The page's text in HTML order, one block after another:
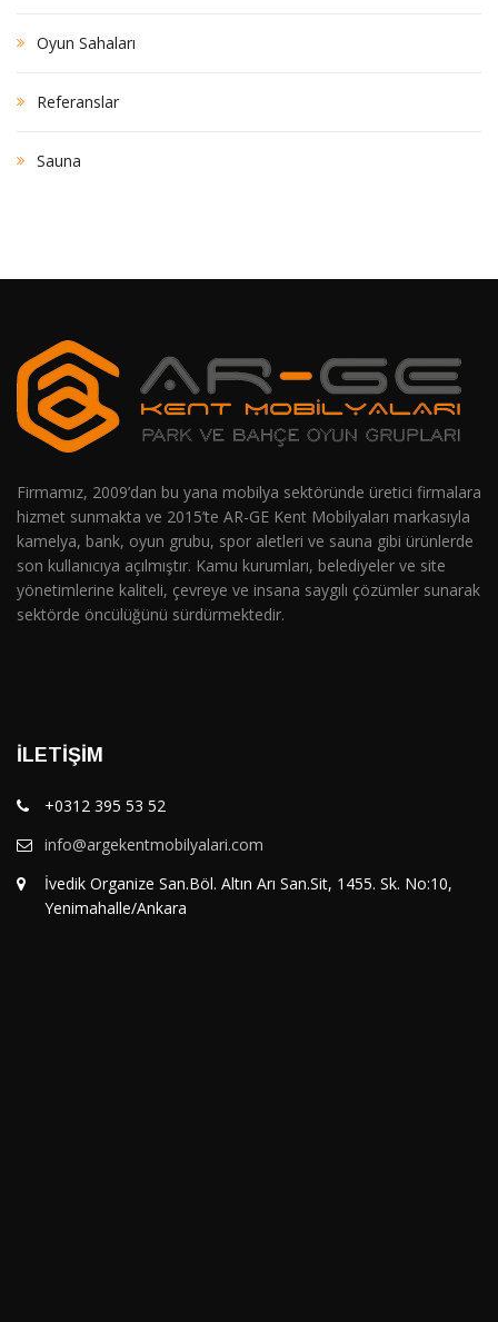
Oyun Sahaları
Referanslar
Sauna
Firmamız, 2009’dan bu yana mobilya sektöründe üretici firmalara
hizmet sunmakta ve 2015’te AR-GE Kent Mobilyaları markasıyla
kamelya, bank, oyun grubu, spor aletleri ve sauna gibi ürünlerde
son kullanıcıya açılmıştır. Kamu kurumları, belediyeler ve site
yönetimlerine kaliteli, çevreye ve insana saygılı çözümler sunarak
sektörde öncülüğünü sürdürmektedir.
İLETIŞIM
+0312 395 53 52
info@argekentmobilyalari.com
İvedik Organize San.Böl. Altın Arı San.Sit, 1455. Sk. No:10,
Yenimahalle/Ankara